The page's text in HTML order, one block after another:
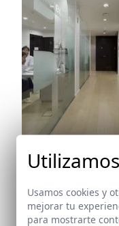
Ref: 1552_23
Usamos cookies y
mejorar tu
para mostrarte